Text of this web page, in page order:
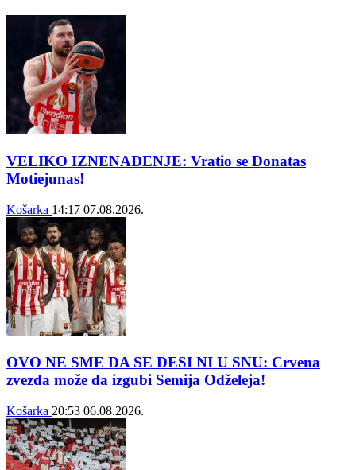
VELIKO IZNENAĐENJE: Vratio se Donatas
Motiejunas!
Košarka 14:17 07.08.2026.
OVO NE SME DA SE DESI NI U SNU: Crvena
zvezda može da izgubi Semija Odželeja!
Košarka 20:53 06.08.2026.